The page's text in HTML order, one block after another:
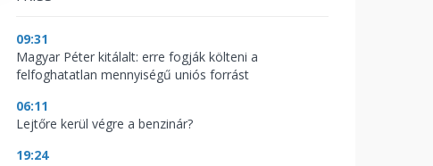
09:31
Magyar Péter kitálalt: erre fogják költeni a
felfoghatatlan mennyiségű uniós forrást
06:11
Lejtőre kerül végre a benzinár?
19:24